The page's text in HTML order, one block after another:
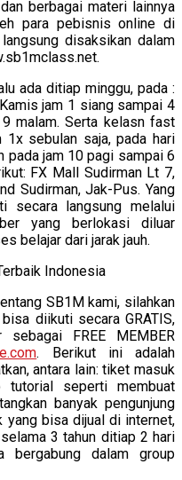
berbagai materi lainnya
para pebisnis online di
disaksikan dalam
ada ditiap minggu, pada :
jam 1 siang sampai 4
malam. Serta kelasn fast
1x sebulan saja, pada hari
pada jam 10 pagi sampai 6
FX Mall Sudirman Lt 7,
Sudirman, Jak-Pus. Yang
secara langsung melalui
yang berlokasi diluar
belajar dari jarak jauh.
SB1M kami, silahkan
diikuti secara GRATIS,
FREE MEMBER
. Berikut ini adalah
antara lain: tiket masuk
seperti membuat
banyak pengunjung
yang bisa dijual di internet,
3 tahun ditiap 2 hari
dalam group